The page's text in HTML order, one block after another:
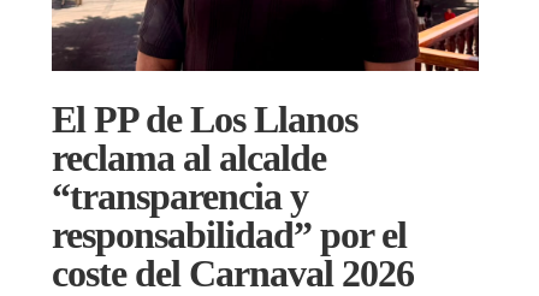
El PP de Los Llanos
reclama al alcalde
“transparencia y
responsabilidad” por el
coste del Carnaval 2026